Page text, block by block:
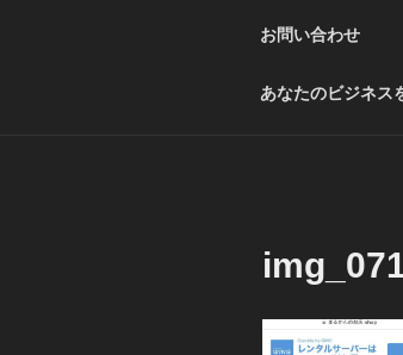
お問い合わせ
あなたのビジネス